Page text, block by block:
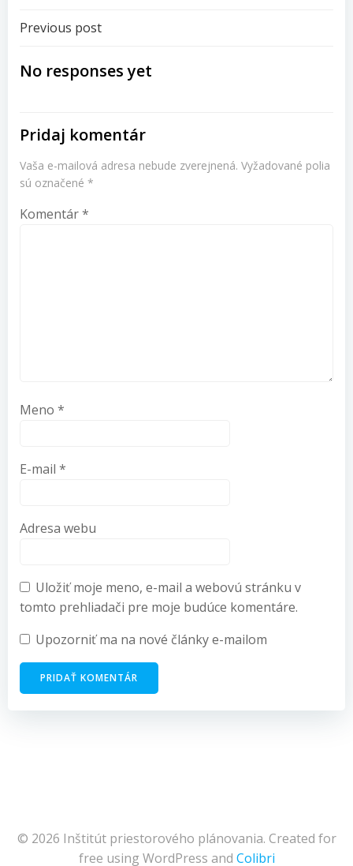
Navigácia
v
Previous post
No responses yet
Pridaj komentár
Vaša e-mailová adresa nebude zverejnená. Vyžadované polia
sú označené *
Komentár*
Meno *
E-mail *
Adresa webu
Uložiť moje meno, e-mail a webovú stránku v
tomto prehliadači pre moje budúce komentáre.
Upozorniť ma na nové články e-mailom
© 2026 Inštitút priestorového plánovania. Created for
free using WordPress and Colibri